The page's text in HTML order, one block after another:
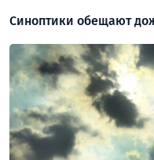
Синоптики обещают